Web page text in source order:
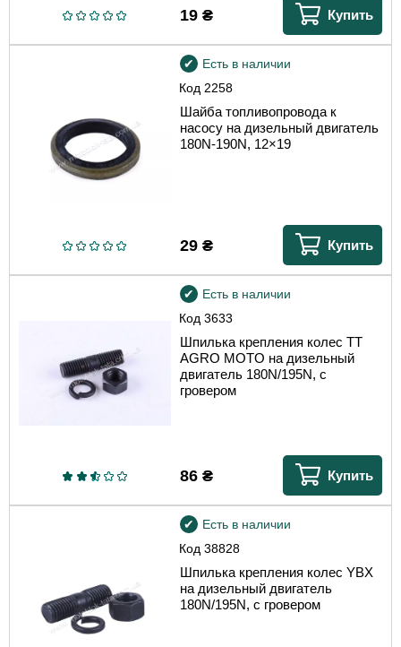
19₴ Купить
Код 2258
Есть в наличии
Шайба топливопровода к
насосу на дизельный двигатель
180N-190N, 12×19
29₴ Купить
Код3633
Есть в наличии
Шпилька крепления колес TT
AGRO MOTO на дизельный
двигатель 180N/195N, с
гровером
86₴ Купить
Код38828
Есть в наличии
Шпилька крепления колес YBX
на дизельный двигатель
180N/195N, с гровером